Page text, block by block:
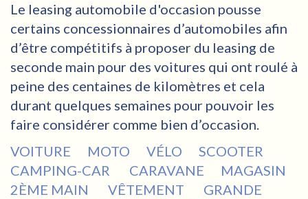
Le leasing automobile d'occasion pousse
certains concessionnaires d’automobiles afin
d’être compétitifs à proposer du leasing de
seconde main pour des voitures qui ont roulé à
peine des centaines de kilomètres et cela
durant quelques semaines pour pouvoir les
faire considérer comme bien d’occasion.
VOITURE
MOTO VÉLO
SCOOTER
CAMPING-CAR
CARAVANE
MAGASIN
2ÈME MAIN
VÊTEMENT
GRANDE